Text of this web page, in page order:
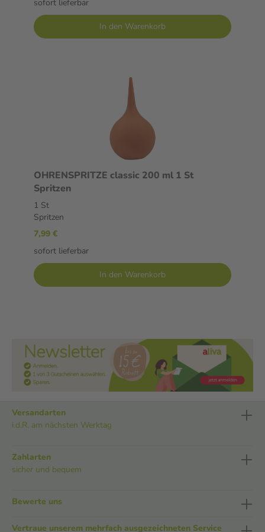
sofort lieferbar
In den Warenkorb
OHRENSPRITZE classic 200 ml 1 St
Spritzen
1 St
Spritzen
7,99 €
sofort lieferbar
In den Warenkorb
Versandarten
i.d.R. am nächsten Werktag
Zahlarten
sicher und bequem
Bewerte uns
Vertraue unserem mehrfach ausgezeichneten Service